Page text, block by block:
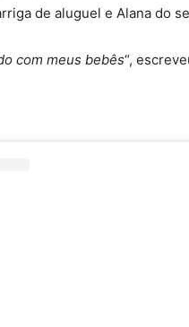
de aluguel e Alana do
com meus bebês“,